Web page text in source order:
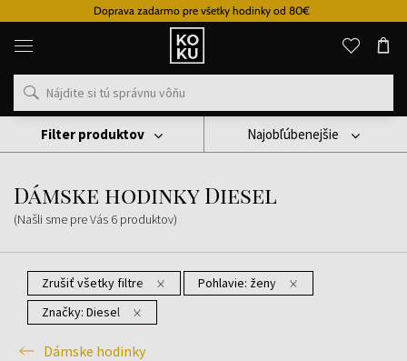
Doprava zadarmo pre všetky hodinky od 80€
Originálne
parfémy
hodinky
na
mieste
Hodinky
Dámske Hodinky Dámske Hodinky Diesel
Dámske hodinky Diesel
(Našli sme pre Vás 6 produktov)
Najobľúbenejšie
Zrušiť všetky filtre Pohlavie: ženy
Značky: Diesel
Dámske hodinky
Filter produktov